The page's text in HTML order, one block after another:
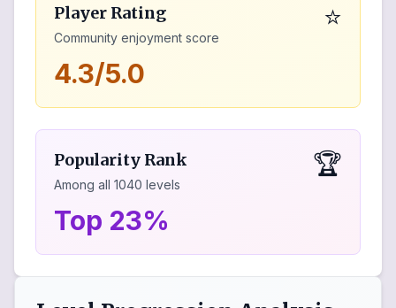
Player Rating
Community enjoyment score
⭐
4.3/5.0
Popularity Rank
Among all 1040 levels
🏆
Top 23%